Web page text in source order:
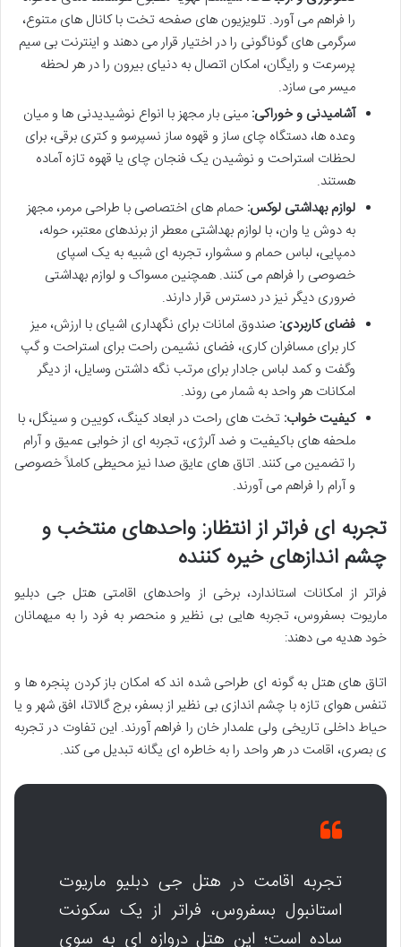
را فراهم می آورد. تلویزیون های صفحه تخت با کانال های متنوع،
سرگرمی های گوناگونی را در اختیار قرار می دهند و اینترنت بی سیم
پرسرعت و رایگان، امکان اتصال به دنیای بیرون را در هر لحظه
میسر می سازد.
آشامیدنی و خوراکی: مینی بار مجهز با انواع نوشیدیدنی ها و میان
وعده ها، دستگاه چای ساز و قهوه ساز نسپرسو و کتری برقی، برای
لحظات استراحت و نوشیدن یک فنجان چای یا قهوه تازه آماده
هستند.
لوازم بهداشتی لوکس: حمام های اختصاصی با طراحی مرمر، مجهز
به دوش یا وان، با لوازم بهداشتی معطر از برندهای معتبر، حوله،
دمپایی، لباس حمام و سشوار، تجربه ای شبیه به یک اسپای
خصوصی را فراهم می کنند. همچنین مسواک و لوازم بهداشتی
ضروری دیگر نیز در دسترس قرار دارند.
فضای کاربردی: صندوق امانات برای نگهداری اشیای با ارزش، میز
کار برای مسافران کاری، فضای نشیمن راحت برای استراحت و گپ
وگفت و کمد لباس جادار برای مرتب نگه داشتن وسایل، از دیگر
امکانات هر واحد به شمار می روند.
کیفیت خواب: تخت های راحت در ابعاد کینگ، کویین و سینگل، با
ملحفه های باکیفیت و ضد آلرژی، تجربه ای از خوابی عمیق و آرام
را تضمین می کنند. اتاق های عایق صدا نیز محیطی کاملاً خصوصی
و آرام را فراهم می آورند.
تجربه ای فراتر از انتظار: واحدهای منتخب و
چشم اندازهای خیره کننده
فراتر از امکانات استاندارد، برخی از واحدهای اقامتی هتل جی دبلیو
ماریوت بسفروس، تجربه هایی بی نظیر و منحصر به فرد را به میهمانان
خود هدیه می دهند:
اتاق های هتل به گونه ای طراحی شده اند که امکان باز کردن پنجره ها و
تنفس هوای تازه با چشم اندازی بی نظیر از بسفر، برج گالاتا، افق شهر و یا
حیاط داخلی تاریخی ولی علمدار خان را فراهم آورند. این تفاوت در تجربه
ی بصری، اقامت در هر واحد را به خاطره ای یگانه تبدیل می کند.
تجربه اقامت در هتل جی دبلیو ماریوت
استانبول بسفروس، فراتر از یک سکونت
ساده است؛ این هتل دروازه ای به سوی